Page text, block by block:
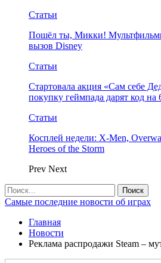
Статьи
Пошёл ты, Микки!
вызов Disney
Статьи
Стартовала акция «Сам себе
покупку геймпада дарят код
Статьи
Косплей недели: X-Men,
Heroes of the Storm
Prev Next
Самые последние новости об играх
Главная
Новости
Реклама распродажи Steam –